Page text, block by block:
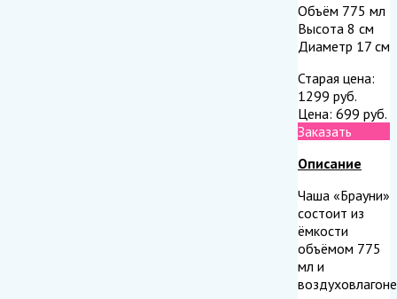
Объём 775 мл
Высота 8 см
Диаметр 17 см
Старая цена:
1299 руб.
Цена: 699 руб.
Заказать
Описание
Чаша «Брауни»
состоит из
ёмкости
объёмом 775
мл и